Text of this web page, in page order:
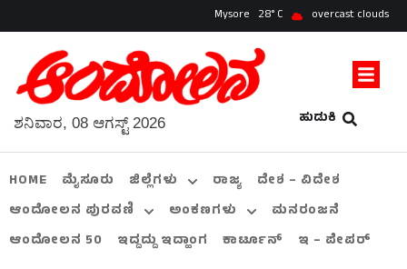
Mysore 28 overcast clouds
ಹುಡುಕಿ
ಶನಿವಾರ, 08 ಆಗಸ್ಟ್ 2026
HOME ಮೈಸೂರು ಜಿಲ್ಲೆಗಳು ರಾಜ್ಯ
ದೇಶ – ವಿದೇಶ
ಆಂದೋಲನ ಪುರವಣಿ
ಅಂಕಣಗಳು
ಮನರಂಜನೆ
ಆಂದೋಲನ 50
ಇದ್ದದ್ದು ಇದ್ಹಾಂಗ ಕಾರ್ಟೂನ್ ಇ – ಪೇಪರ್